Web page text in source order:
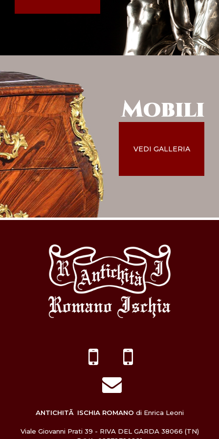
Mobili
VEDI GALLERIA
ANTICHITÃ ISCHIA ROMANO di Enrica Leoni
Viale Giovanni Prati 39 - RIVA DEL GARDA 38066 (TN)